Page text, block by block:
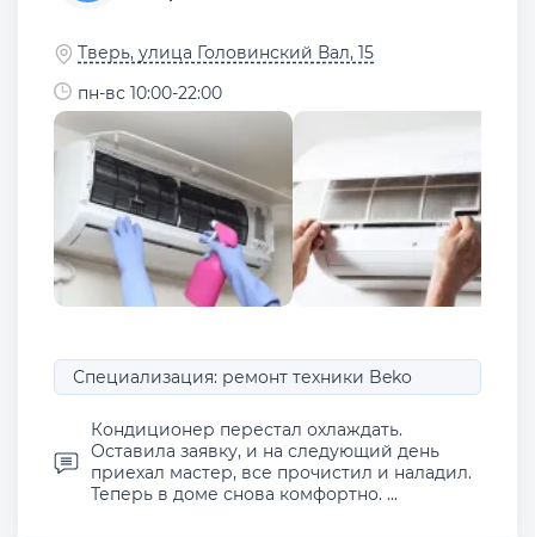
Тверь, улица Головинский Вал, 15
пн-вс 10:00-22:00
Специализация: ремонт техники Beko
Кондиционер перестал охлаждать.
Оставила заявку, и на следующий день
приехал мастер, все прочистил и наладил.
Теперь в доме снова комфортно. ...